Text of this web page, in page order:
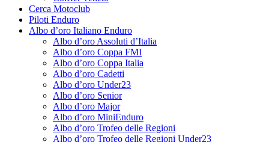
Cerca Motoclub
Piloti Enduro
Albo d’oro Italiano Enduro
Albo d’oro Assoluti d’Italia
Albo d’oro Coppa FMI
Albo d’oro Coppa Italia
Albo d’oro Cadetti
Albo d’oro Under23
Albo d’oro Senior
Albo d’oro Major
Albo d’oro MiniEnduro
Albo d’oro Trofeo delle Regioni
Albo d’oro Trofeo delle Regioni Under23